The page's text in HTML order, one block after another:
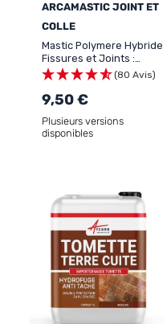
ARCAMASTIC JOINT ET
COLLE
Mastic Polymere Hybride
Fissures et Joints :
ARCAMASTIC JOINT ET
COLLE
(80 Avis)
9,50 €
Plusieurs versions
disponibles